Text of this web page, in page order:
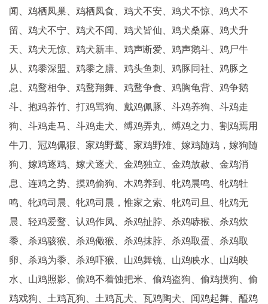
闻、鸡栖凤巢、鸡栖凤食、鸡犬不安、鸡犬不惊、鸡犬不
留、鸡犬不宁、鸡犬不闻、鸡犬皆仙、鸡犬桑麻、鸡犬升
天、鸡犬无惊、鸡犬新丰、鸡声断爱、鸡声鹅斗、鸡尸牛
从、鸡黍深盟、鸡黍之膳、鸡头鱼刺、鸡豚同社、鸡豚之
息、鸡鹜相争、鸡鹜翔舞、鸡鹜争食、鸡胸龟背、鸡争鹅
斗、抱鸡养竹、打鸡骂狗、戴鸡佩豚、斗鸡养狗、斗鸡走
狗、斗鸡走马、斗鸡走犬、缚鸡弄丸、缚鸡之力、割鸡焉用
牛刀、冠鸡佩猳、家鸡野鹜、家鸡野雉、嫁鸡随鸡，嫁狗随
狗、嫁鸡逐鸡、嫁犬逐犬、金鸡独立、金鸡放赦、金鸡消
息、连鸡之势、摸鸡偷狗、木鸡养到、牝鸡晨鸣、牝鸡牡
鸣、牝鸡司晨、牝鸡司晨，惟家之索、牝鸡司旦、牝鸡无
晨、轻鸡爱鹜、认鸡作凤、杀鸡扯脖、杀鸡哧猴、杀鸡炊
黍、杀鸡骇猴、杀鸡儆猴、杀鸡抹脖、杀鸡取蛋、杀鸡取
卵、杀鸡为黍、杀鸡吓猴、山鸡舞镜、山鸡眏水、山鸡映
水、山鸡照影、偷鸡不着蚀把米、偷鸡盗狗、偷鸡摸狗、偷
鸡戏狗、土鸡瓦狗、土鸡瓦犬、瓦鸡陶犬、闻鸡起舞、醯鸡